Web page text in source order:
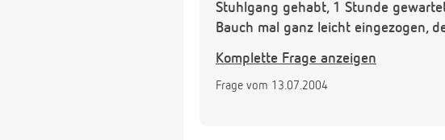
Stuhlgang gehabt, 1 Stunde
Bauch mal ganz leicht eingezogen,
was auch immer. Also ich geh mal
jetzt aber damit, je größer der
Komplette Frage anzeigen
Frage vom 13.07.2004